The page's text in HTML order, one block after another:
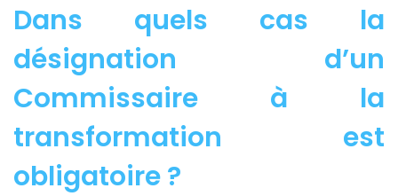
Dans quels cas la
désignation d’un
Commissaire à la
transformation est
obligatoire ?